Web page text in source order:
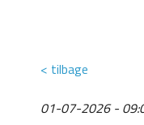
< tilbage
01-07-2026 -